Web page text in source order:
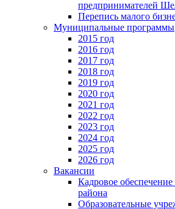
предпринимателей
Перепись малого
Муниципальные программы
2015 год
2016 год
2017 год
2018 год
2019 год
2020 год
2021 год
2022 год
2023 год
2024 год
2025 год
2026 год
Вакансии
Кадровое
района
Образовательные